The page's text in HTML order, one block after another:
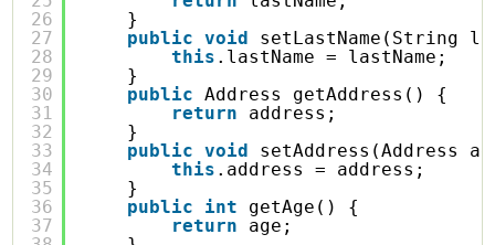
26
27
28
29
30
31
32
33
34
35
36
37
}
public
void
setLastName(String
this .lastName = lastName;
}
public
Address getAddress() {
return
address;
}
public
void
setAddress(Address
this .address = address;
}
public
int
getAge() {
return
age;